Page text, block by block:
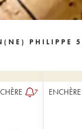
PHILIPPE
7 ENCHÈRE